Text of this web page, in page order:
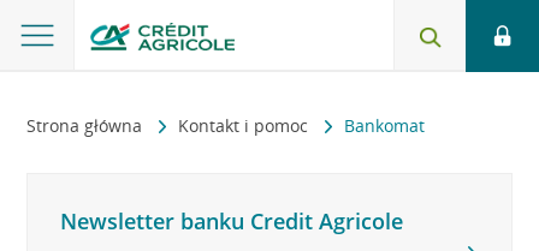
Strona główna Kontakt i pomoc Bankomat
Newsletter banku Credit Agricole